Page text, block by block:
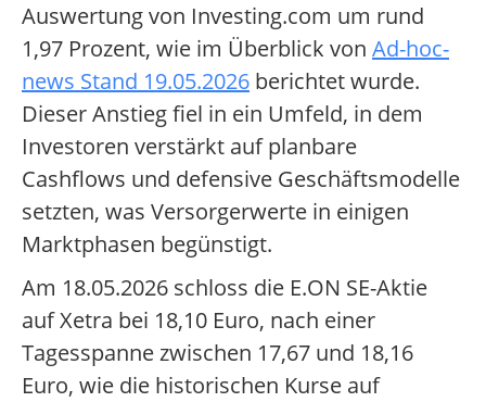
Auswertung von Investing.com um rund
1,97 Prozent, wie im Überblick von Ad-hoc-
news Stand 19.05.2026 berichtet wurde.
Dieser Anstieg fiel in ein Umfeld, in dem
Investoren verstärkt auf planbare
Cashflows und defensive Geschäftsmodelle
setzten, was Versorgerwerte in einigen
Marktphasen begünstigt.
Am 18.05.2026 schloss die E.ON SE-Aktie
auf Xetra bei 18,10 Euro, nach einer
Tagesspanne zwischen 17,67 und 18,16
Euro, wie die historischen Kurse auf